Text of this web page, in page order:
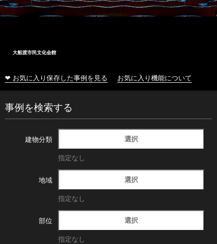
大船渡市民文化会館
❤ お気に入り保存した事例を見る お気に入り機能について
事例を検索する
建物分類 選択
指定なし
地域 選択
指定なし
部位 選択
指定なし